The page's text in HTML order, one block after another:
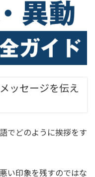
ッセージを伝え
でどのように挨拶をす
い印象を残すのではな